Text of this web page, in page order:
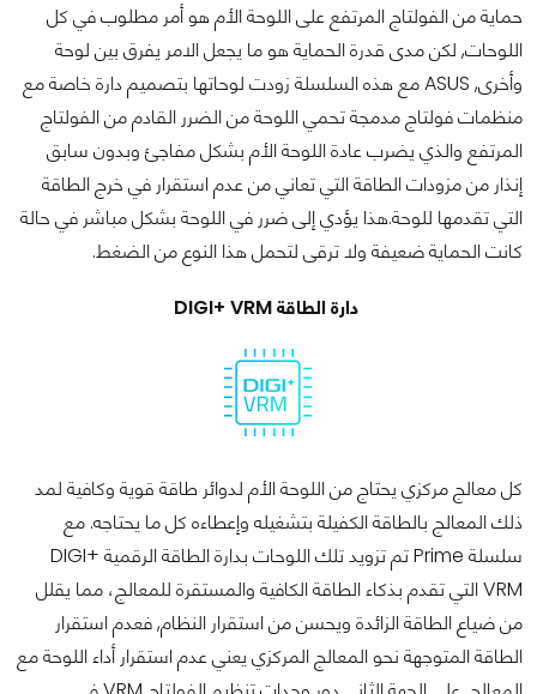
حماية من الفولتاج المرتفع على اللوحة الأم هو أمر مطلوب في كل
اللوحات, لكن مدى قدرة الحماية هو ما يجعل الامر يفرق بين لوحة
وأخرى, ASUS مع هذه السلسلة زودت لوحاتها بتصميم دارة خاصة مع
منظمات فولتاج مدمجة تحمي اللوحة من الضرر القادم من الفولتاج
المرتفع والذي يضرب عادة اللوحة الأم بشكل مفاجئ وبدون سابق
إنذار من مزودات الطاقة التي تعاني من عدم استقرار في خرج الطاقة
التي تقدمها للوحة.هذا يؤدي إلى ضرر في اللوحة بشكل مباشر في حالة
كانت الحماية ضعيفة ولا ترقى لتحمل هذا النوع من الضغط.
دارة الطاقة DIGI+ VRM
كل معالج مركزي يحتاج من اللوحة الأم لدوائر طاقة قوية وكافية لمد
ذلك المعالج بالطاقة الكفيلة بتشغيله وإعطاءه كل ما يحتاجه. مع
سلسلة Prime تم تزويد تلك اللوحات بدارة الطاقة الرقمية DIGI+
VRM التي تقدم بذكاء الطاقة الكافية والمستقرة للمعالج، مما يقلل
من ضياع الطاقة الزائدة ويحسن من استقرار النظام, فعدم استقرار
الطاقة المتوجهة نحو المعالج المركزي يعني عدم استقرار أداء اللوحة مع